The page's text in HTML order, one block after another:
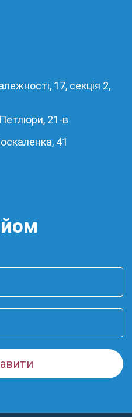
17, секція 2,
21-в
41